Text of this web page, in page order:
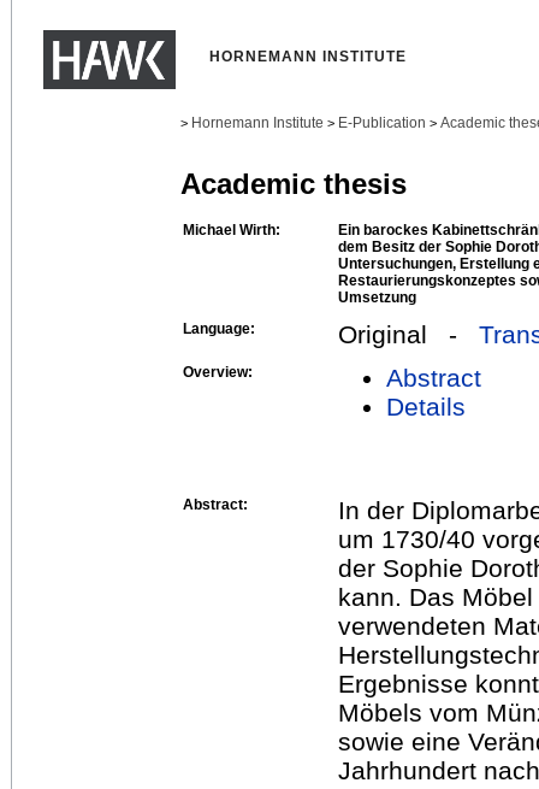
HORNEMANN INSTITUTE
> Hornemann Institute > E-Publication > Academic
Academic thesis
Michael Wirth:
Ein barockes
dem Besitz der Sophie
Untersuchungen, Erstellung
Restaurierungskonzeptes
Umsetzung
Language:
Original -
Overview:
Abstract
Details
Abstract:
In der
um 1730/40
der Sophie
kann. Das
verwendeten
Ergebnisse
Möbels vom
sowie eine
Jahrhundert